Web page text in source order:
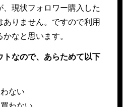
現状フォロワー購入した
りません。ですので利用
なと思います。
なので、あらためて以下
ない